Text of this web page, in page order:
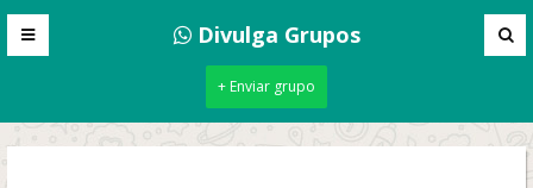
Divulga Grupos
+ Enviar grupo